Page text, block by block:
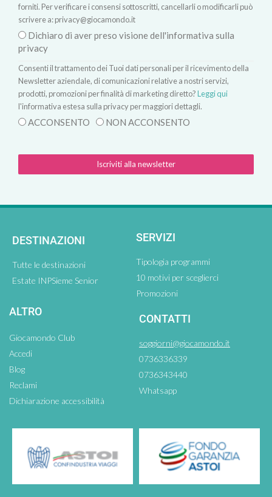
forniti. Per verificare i consensi sottoscritti, cancellarli o modificarli può
scrivere a:privacy@giocamondo.it
Dichiaro di aver preso visione dell'informativa sulla
privacy
Consenti il trattamento dei Tuoi dati personali per il ricevimento della
Newsletter aziendale, di comunicazioni relative a nostri servizi,
prodotti, promozioni per finalità di marketing diretto?Leggi qui
l'informativa estesa sulla privacy per maggiori dettagli.
ACCONSENTO NON ACCONSENTO
Iscriviti alla newsletter
DESTINAZIONI
Tutte le destinazioni
Estate INPSieme Senior
SERVIZI
Tipologia programmi
10 motivi per sceglierci
Promozioni
ALTRO
Giocamondo Club
Accedi
Blog
Reclami
Dichiarazione accessibilità
CONTATTI
soggiorni@giocamondo.it
0736336339
0736343440
Whatsapp